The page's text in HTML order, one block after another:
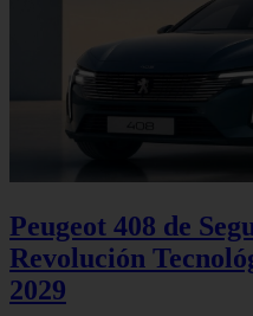
Peugeot 408 de
Revolución
2029